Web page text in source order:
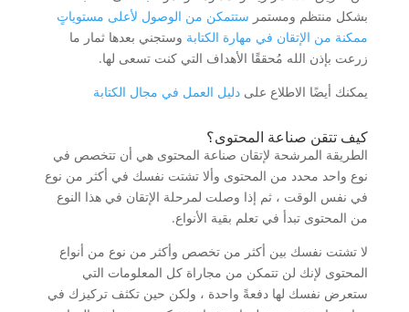
بشكل منتظم ومستمر ستتمكن من الوصول لأعلى مستوياتٍ
ممكنة من الإتقان في مهارة الكتابة وستجني بعدها ثمار ما
زرعت بإذن الله مُحققًا الأهداف التي كنت تسعى لها.
يمكنك أيضًا الاطلاع على دليل العمل في مجال الكتابة
كيف تتقن صناعة المحتوى؟
الطريقة المرشحة لإتقان صناعة المحتوى هي أن تتخصص في
نوع واحد محدد من المحتوى وألا تشتت نفسك في أكثر من نوع
في نفس الوقت ، ثم إذا وصلت لمرحلة الإتقان في هذا النوع
من المحتوى تبدأ في تعلم بقية الأنواع.
لا تشتت نفسك بين أكثر من تخصص وأكثر من نوع من أنواع
المحتوى لإنك لن تتمكن من مجاراة كل المعلومات التي
ستعرض نفسك لها دفعةً واحدة ، ولكن حين تكثف تركيزك في